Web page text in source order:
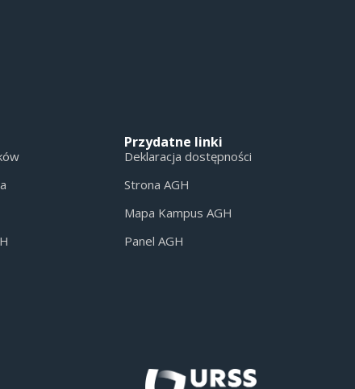
Przydatne linki
Deklaracja dostępności
Strona AGH
Mapa Kampus AGH
Panel AGH